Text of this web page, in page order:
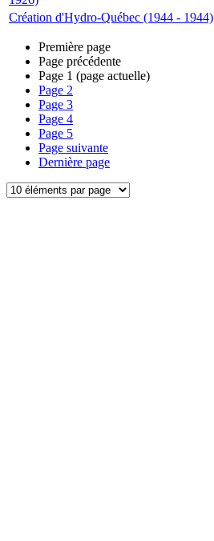
Création d'Hydro-Québec (1944 - 1944)
Première page
Page précédente
Page 1 (page actuelle)
Page 2
Page 3
Page 4
Page 5
Page suivante
Dernière page